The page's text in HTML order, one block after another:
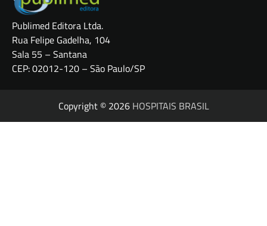
Publimed Editora Ltda.
Rua Felipe Gadelha, 104
Sala 55 – Santana
CEP: 02012-120 – São Paulo/SP
Copyright © 2026 HOSPITAIS BRASIL